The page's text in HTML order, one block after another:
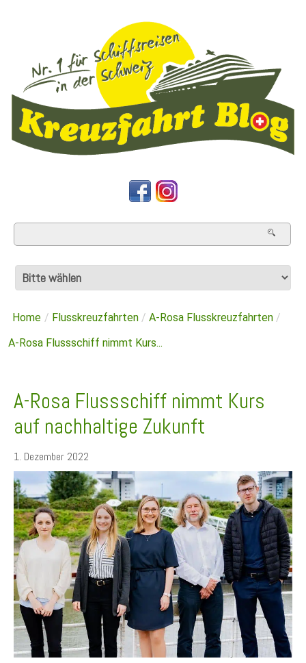
Home / Flusskreuzfahrten / A-Rosa Flusskreuzfahrten /
A-Rosa Flussschiff nimmt Kurs...
A-Rosa Flussschiff nimmt Kurs
auf nachhaltige Zukunft
1. Dezember 2022